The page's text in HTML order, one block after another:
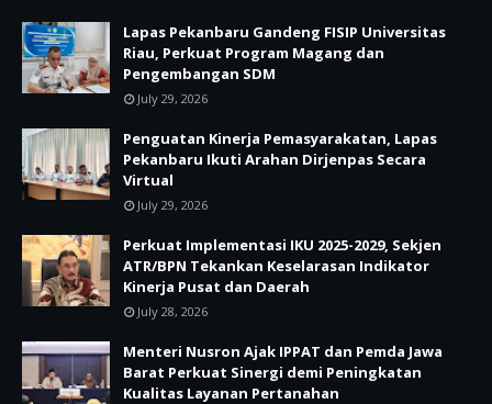
Lapas Pekanbaru Gandeng FISIP Universitas
Riau, Perkuat Program Magang dan
Pengembangan SDM
July 29, 2026
Penguatan Kinerja Pemasyarakatan, Lapas
Pekanbaru Ikuti Arahan Dirjenpas Secara
Virtual
July 29, 2026
Perkuat Implementasi IKU 2025-2029, Sekjen
ATR/BPN Tekankan Keselarasan Indikator
Kinerja Pusat dan Daerah
July 28, 2026
Menteri Nusron Ajak IPPAT dan Pemda Jawa
Barat Perkuat Sinergi demi Peningkatan
Kualitas Layanan Pertanahan